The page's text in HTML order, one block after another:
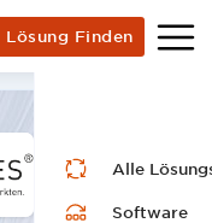
Lösung Finden
Alle
Software